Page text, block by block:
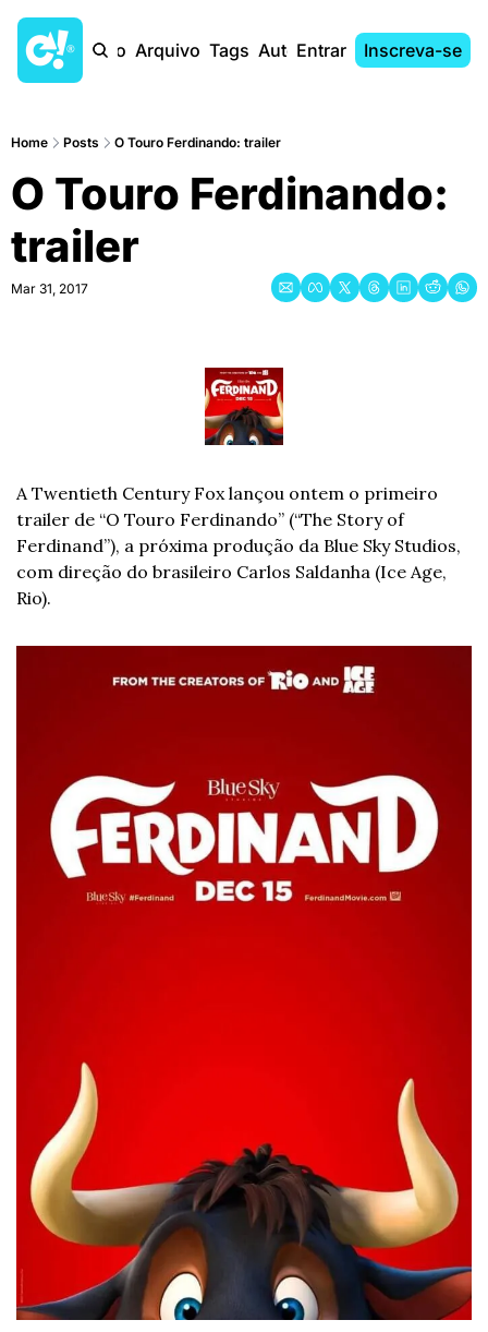
Início Arquivo Tags AutoresEntrar Inscreva-se
Home Posts O Touro Ferdinando: trailer
O Touro Ferdinando:
trailer
Mar 31, 2017
A Twentieth Century Fox lançou ontem o primeiro
trailer de “O Touro Ferdinando” (“The Story of
Ferdinand”), a próxima produção da Blue Sky Studios,
com direção do brasileiro Carlos Saldanha (Ice Age,
Rio).